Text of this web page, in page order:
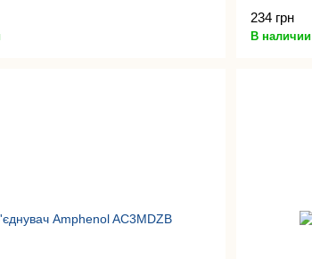
234 грн
В наличии